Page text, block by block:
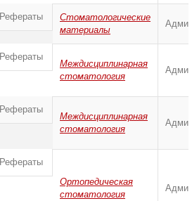
Рефераты
Стоматологические
материалы
Рефераты
Междисциплинарная
стоматология
Рефераты
Междисциплинарная
стоматология
Рефераты
Ортопедическая
стоматология